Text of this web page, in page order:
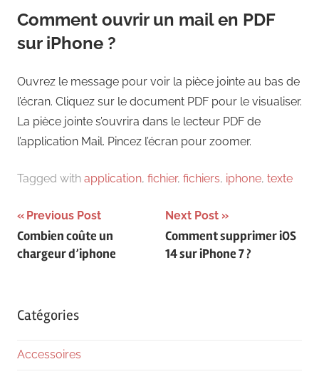
Comment ouvrir un mail en PDF
sur iPhone ?
Ouvrez le message pour voir la pièce jointe au bas de
l’écran. Cliquez sur le document PDF pour le visualiser.
La pièce jointe s’ouvrira dans le lecteur PDF de
l’application Mail. Pincez l’écran pour zoomer.
Tagged with application, fichier, fichiers, iphone, texte
Navigation
de
Previous Post
Combien coûte un
chargeur d’iphone
Next Post
Comment supprimer iOS
14 sur iPhone 7 ?
Catégories
Accessoires